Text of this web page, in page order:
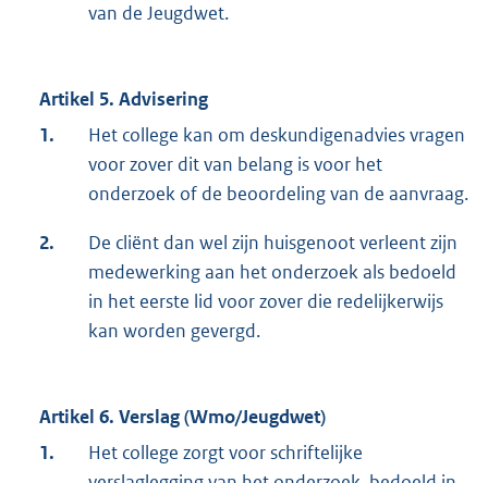
van de Jeugdwet.
Artikel 5. Advisering
1.
Het college kan om deskundigenadvies vragen
voor zover dit van belang is voor het
onderzoek of de beoordeling van de aanvraag.
2.
De cliënt dan wel zijn huisgenoot verleent zijn
medewerking aan het onderzoek als bedoeld
in het eerste lid voor zover die redelijkerwijs
kan worden gevergd.
Artikel 6. Verslag (Wmo/Jeugdwet)
1.
Het college zorgt voor schriftelijke